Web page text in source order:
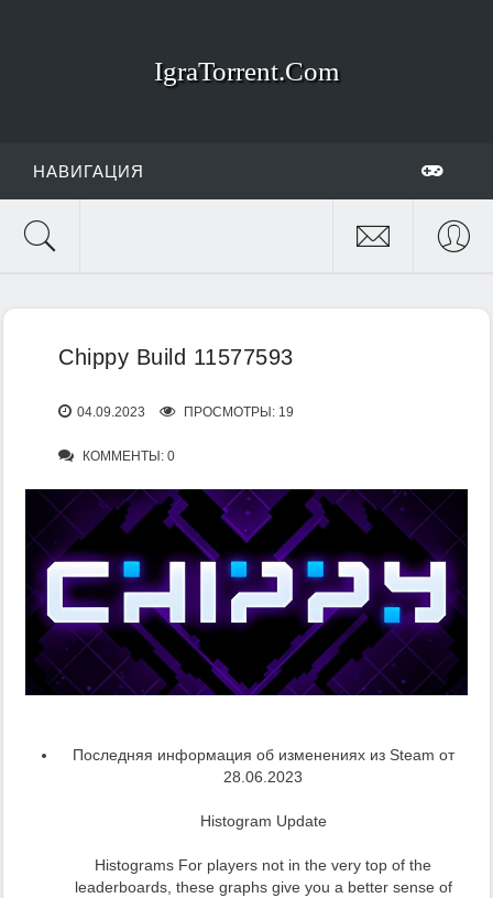
IgraTorrent.Com
НАВИГАЦИЯ
Chippy Build 11577593
04.09.2023 ПРОСМОТРЫ: 19
КОММЕНТЫ: 0
Последняя информация об изменениях из Steam от
28.06.2023
Histogram Update
Histograms For players not in the very top of the
leaderboards, these graphs give you a better sense of